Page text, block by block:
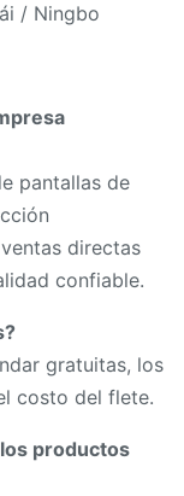
/ Ningbo
pantallas de
directas
confiable.
gratuitas, los
costo del flete.
productos